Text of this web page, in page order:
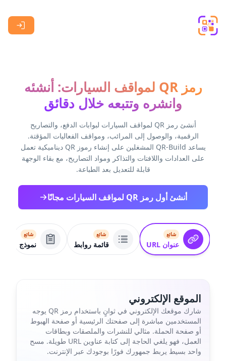
رمز QR لمواقف السيارات: أنشئه
وانشره وتتبعه خلال دقائق
أنشئ رمز QR لمواقف السيارات لبوابات الدفع، والتصاريح
الرقمية، والوصول إلى المرائب، ومواقف الفعاليات المؤقتة.
يساعد QR-Build المشغلين على إنشاء رموز QR ديناميكية تعمل
على العدادات واللافتات والتذاكر ومواد التصاريح، مع بقاء الوجهة
قابلة للتعديل بعد الطباعة.
أنشئ أول رمز QR لمواقف السيارات مجانًا
شائع
عنوان URL
شائع
قائمة روابط
شائع
نموذج
الموقع الإلكتروني
شارك موقعك الإلكتروني في ثوانٍ باستخدام رمز QR يوجه
المستخدمين مباشرة إلى صفحتك الرئيسية أو صفحة الهبوط
أو صفحة الحملة. مثالي للنشرات والملصقات وبطاقات
العمل، فهو يلغي الحاجة إلى كتابة عناوين URL طويلة. مسح
واحد بسيط يربط جمهورك فورًا بوجودك عبر الإنترنت.